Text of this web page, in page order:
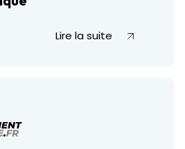
Lire la suite